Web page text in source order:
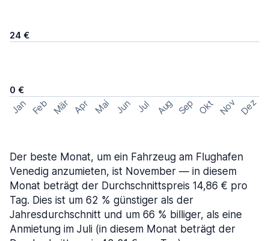
24 €
0 €
Jan Feb Mär Apr Mai Jun Jul Aug Sep Okt Nov Dez
Der beste Monat, um ein Fahrzeug am Flughafen
Venedig anzumieten, ist November — in diesem
Monat beträgt der Durchschnittspreis 14,86 € pro
Tag. Dies ist um 62 % günstiger als der
Jahresdurchschnitt und um 66 % billiger, als eine
Anmietung im Juli (in diesem Monat beträgt der